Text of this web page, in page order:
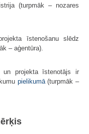
(turpmāk – nozares
īstenošanu slēdz
– aģentūra).
un projekta īstenotājs ir
​pielikumā(turpmāk –